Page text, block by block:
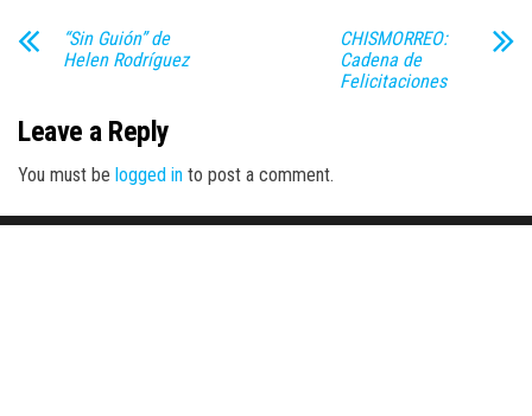
“Sin Guión” de
Helen Rodríguez
CHISMORREO:
Cadena de
Felicitaciones
Leave a Reply
You must be logged in to post a comment.